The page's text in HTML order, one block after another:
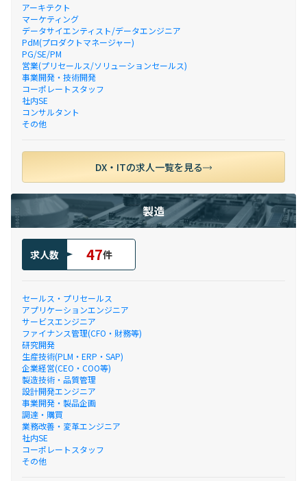
アーキテクト
マーケティング
データサイエンティスト/データエンジニア
PdM(プロダクトマネージャー)
PG/SE/PM
営業(プリセールス/ソリューションセールス)
事業開発・技術開発
コーポレートスタッフ
社内SE
コンサルタント
その他
DX・ITの求人一覧を見る
製造
求人数 47件
セールス・プリセールス
アプリケーションエンジニア
サービスエンジニア
ファイナンス管理(CFO・財務等)
研究開発
生産技術(PLM・ERP・SAP)
企業経営(CEO・COO等)
製造技術・品質管理
設計開発エンジニア
事業開発・製品企画
調達・購買
業務改善・変革エンジニア
社内SE
コーポレートスタッフ
その他